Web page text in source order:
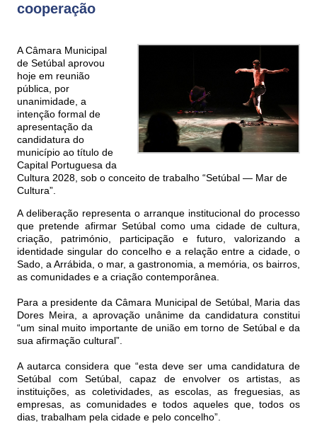
cooperação
A Câmara Municipal
de Setúbal aprovou
hoje em reunião
pública, por
unanimidade, a
intenção formal de
apresentação da
candidatura do
município ao título de
Capital Portuguesa da
Cultura 2028, sob o conceito de trabalho “Setúbal — Mar de
Cultura”.
A deliberação representa o arranque institucional do processo
que pretende afirmar Setúbal como uma cidade de cultura,
criação, património, participação e futuro, valorizando a
identidade singular do concelho e a relação entre a cidade, o
Sado, a Arrábida, o mar, a gastronomia, a memória, os bairros,
as comunidades e a criação contemporânea.
Para a presidente da Câmara Municipal de Setúbal, Maria das
Dores Meira, a aprovação unânime da candidatura constitui
“um sinal muito importante de união em torno de Setúbal e da
sua afirmação cultural”.
A autarca considera que “esta deve ser uma candidatura de
Setúbal com Setúbal, capaz de envolver os artistas, as
instituições, as coletividades, as escolas, as freguesias, as
empresas, as comunidades e todos aqueles que, todos os
dias, trabalham pela cidade e pelo concelho”.